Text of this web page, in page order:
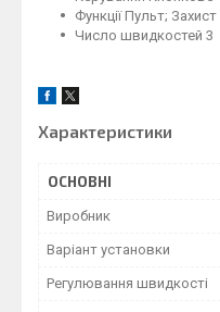
Функції Пульт;
Число швидкостей 3
Характеристики
ОСНОВНІ
Виробник
Варіант установки
Регулювання швидкості